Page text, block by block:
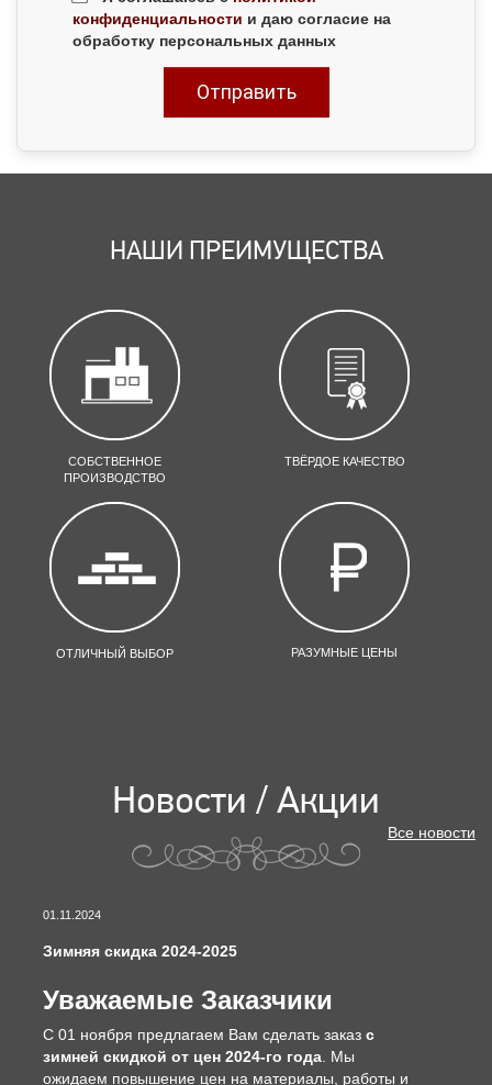
конфиденциальности и даю согласие на
обработку персональных данных
НАШИ ПРЕИМУЩЕСТВА
СОБСТВЕННОЕ
ПРОИЗВОДСТВО
ТВЁРДОЕ КАЧЕСТВО
ОТЛИЧНЫЙ ВЫБОР РАЗУМНЫЕ ЦЕНЫ
Новости / Акции
Все новости
01.11.2024
Зимняя скидка 2024-2025
Уважаемые Заказчики
С 01 ноября предлагаем Вам сделать заказ с
зимней скидкой от цен 2024-го года . Мы
ожидаем повышение цен на материалы, работы и